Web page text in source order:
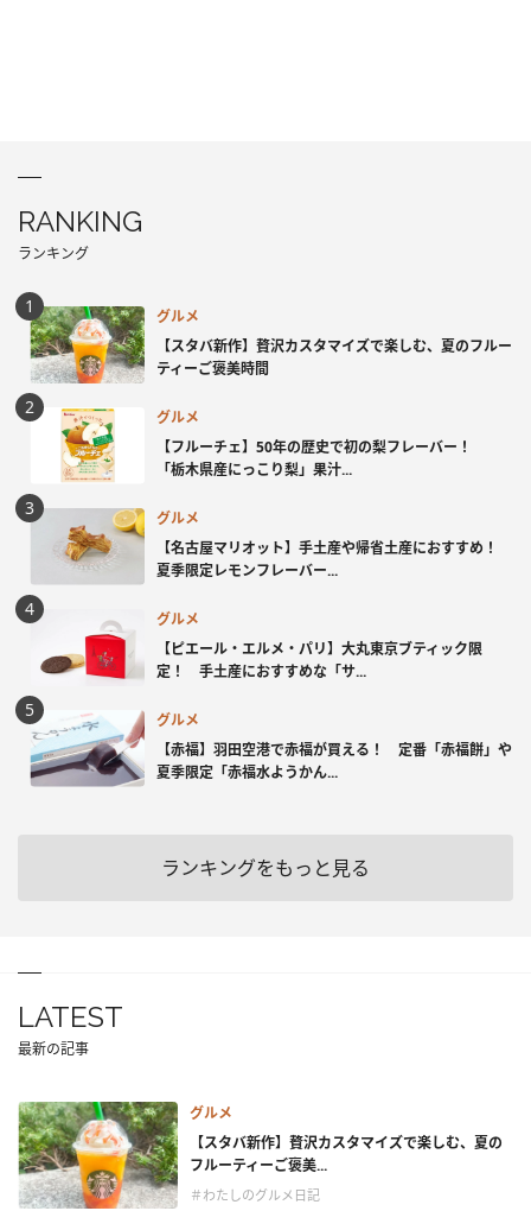
RANKING
ランキング
グルメ
【スタバ新作】贅沢カスタマイズで楽しむ、夏のフルー
ティーご褒美時間
グルメ
【フルーチェ】50年の歴史で初の梨フレーバー！
「栃木県産にっこり梨」果汁...
グルメ
【名古屋マリオット】手土産や帰省土産におすすめ！
夏季限定レモンフレーバー...
グルメ
【ピエール・エルメ・パリ】大丸東京ブティック限
定！ 手土産におすすめな「サ...
グルメ
【赤福】羽田空港で赤福が買える！ 定番「赤福餅」や
夏季限定「赤福水ようかん...
ランキングをもっと見る
LATEST
最新の記事
グルメ
【スタバ新作】贅沢カスタマイズで楽しむ、夏の
フルーティーご褒美...
＃わたしのグルメ日記